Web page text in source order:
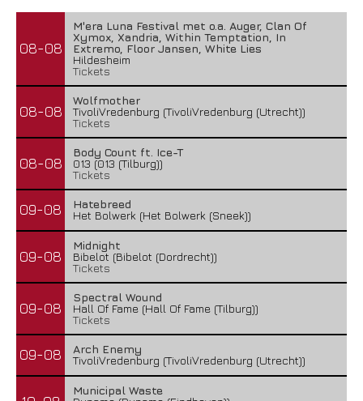
08-08
M'era Luna Festival met o.a. Auger, Clan Of
Xymox, Xandria, Within Temptation, In
Extremo, Floor Jansen, White Lies
Hildesheim
Tickets
08-08
Wolfmother
TivoliVredenburg (TivoliVredenburg (Utrecht))
Tickets
08-08
Body Count ft. Ice-T
013 (013 (Tilburg))
Tickets
09-08
Hatebreed
Het Bolwerk (Het Bolwerk (Sneek))
09-08
Midnight
Bibelot (Bibelot (Dordrecht))
Tickets
09-08
Spectral Wound
Hall Of Fame (Hall Of Fame (Tilburg))
Tickets
09-08
Arch Enemy
TivoliVredenburg (TivoliVredenburg (Utrecht))
Municipal Waste